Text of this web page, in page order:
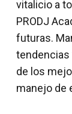
vitalicio a
PRODJ
futuras.
tendencias
de los
manejo de